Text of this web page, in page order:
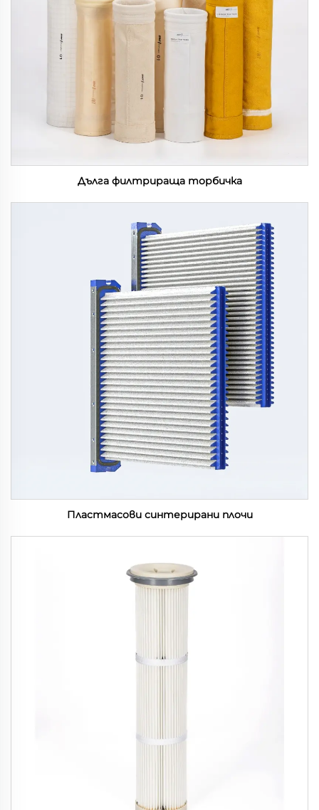
Дълга филтрираща торбичка
Пластмасови синтерирани плочи